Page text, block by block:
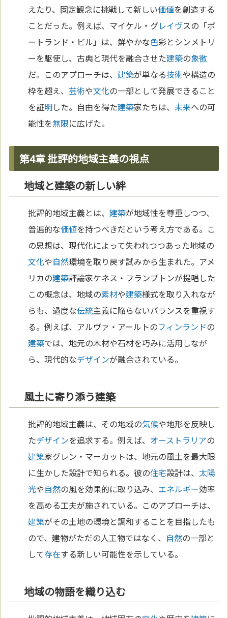
えたり、固定観念に挑戦して新しい価値を創造する
ことだった。例えば、マイケル・グレイヴスの「ポ
ートランド・ビル」は、鮮やかな色彩とシンメトリ
ーを駆使し、古典と現代を融合させた建築の象徴
だ。このアプローチは、建築が単なる技術や構造の
枠を超え、芸術や文化の一部として発展できること
を証明した。自由を得た建築家たちは、未来への可
能性を無限に広げた。
第4章 批評的地域主義の視点
地域と建築の新しい絆
批評的地域主義とは、建築が地域性を尊重しつつ、
普遍的な価値を持つべきだという考え方である。こ
の思想は、現代化によって失われつつあった地域の
文化や自然環境を取り戻す試みから生まれた。アメ
リカの建築評論家ケネス・フランプトンが提唱した
この概念は、地域の素材や建築様式を取り入れなが
らも、過度な伝統主義に陥らないバランスを重視す
る。例えば、アルヴァ・アールトのフィンランドの
建築では、地元の木材や石材を巧みに活用しなが
ら、現代的なデザインが融合されている。
風土に寄り添う建築
批評的地域主義は、その地域の気候や地形を反映し
たデザインを追求する。例えば、 オーストラリアの
建築家グレン・マーカットは、地元の風土を最大限
に生かした設計で知られる。彼の住宅設計は、 太陽
光や自然の風を効果的に取り込み、 エネルギー効率
を高める工夫が施されている。このアプローチは、
建築がその土地の環境と調和することを目指したも
ので、建物がただの人工物ではなく、 自然の一部と
して存在する新しい可能性を示している。
地域の物語を織り込む